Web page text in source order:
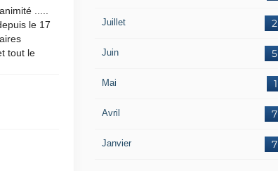
.....
le 17
tout le
Juillet 2
Juin 5
Mai 1
Avril 7
Janvier 7